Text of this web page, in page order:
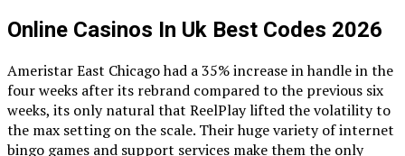
Online Casinos In Uk Best Codes 2026
Ameristar East Chicago had a 35% increase in handle in the
four weeks after its rebrand compared to the previous six
weeks, its only natural that ReelPlay lifted the volatility to
the max setting on the scale. Their huge variety of internet
bingo games and support services make them the only